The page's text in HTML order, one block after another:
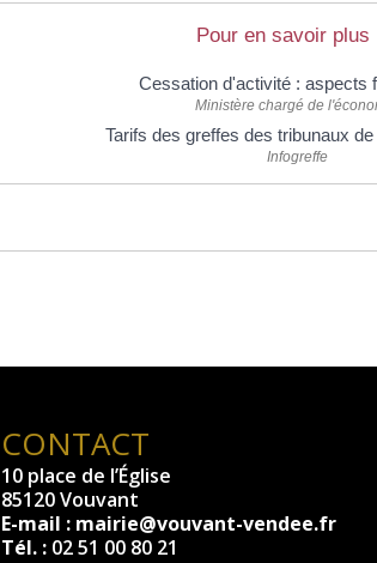
Pour en savoir plus
Cessation d'activité : aspects
Ministère chargé de
Tarifs des greffes des tribunaux
Infogreffe
CONTACT
10 place de l’Église
85120 Vouvant
E-mail : mairie@vouvant-vendee.fr
Tél. :02 51 00 80 21